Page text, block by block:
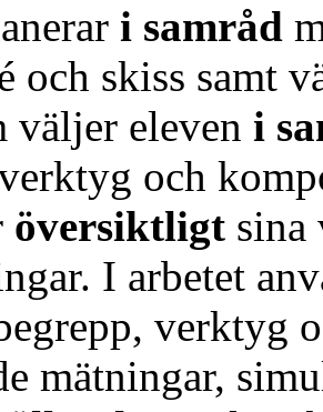
i samråd
och skiss samt
väljer eleven i
och
översiktligt sina
I arbetet
verktyg
mätningar,